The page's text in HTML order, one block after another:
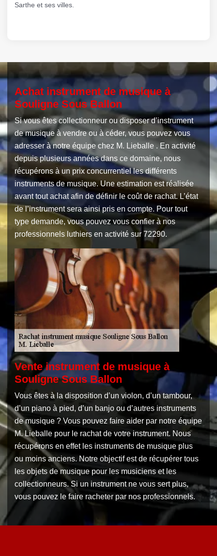
Sarthe et ses villes.
Achat instrument de musique à
Souligne Sous Ballon
Si vous êtes collectionneur ou disposer d’instrument
de musique à vendre ou à céder, vous pouvez vous
adresser à notre équipe chez M. Lieballe . En activité
depuis plusieurs années dans ce domaine, nous
récupérons à un prix concurrentiel les différents
instruments de musique. Une estimation est réalisée
avant tout achat afin de définir le coût de rachat. L’état
de l’instrument sera ainsi pris en compte. Pour tout
type demande, vous pouvez vous confier à nos
professionnels luthiers en activité sur 72290.
Vente instrument de musique à
Souligne Sous Ballon
Vous êtes à la disposition d’un violon, d’un tambour,
d’un piano à pied, d’un banjo ou d’autres instruments
de musique ? Vous pouvez faire aider par notre équipe
M. Lieballe pour le rachat de votre instrument. Nous
récupérons en effet les instruments de musique plus
ou moins anciens. Notre objectif est de récupérer tous
les objets de musique pour les musiciens et les
collectionneurs. Si un instrument ne vous sert plus,
vous pouvez le faire racheter par nos professionnels.